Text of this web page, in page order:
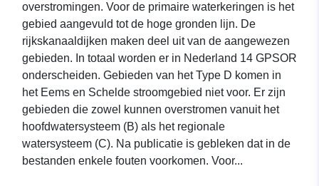
overstromingen. Voor de primaire waterkeringen is het
gebied aangevuld tot de hoge gronden lijn. De
rijkskanaaldijken maken deel uit van de aangewezen
gebieden. In totaal worden er in Nederland 14 GPSOR
onderscheiden. Gebieden van het Type D komen in
het Eems en Schelde stroomgebied niet voor. Er zijn
gebieden die zowel kunnen overstromen vanuit het
hoofdwatersysteem (B) als het regionale
watersysteem (C). Na publicatie is gebleken dat in de
bestanden enkele fouten voorkomen. Voor...